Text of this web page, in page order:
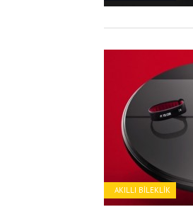
AKILLI BILEKLIK